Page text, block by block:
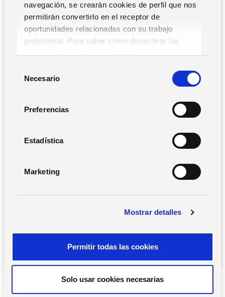
navegación, se crearán cookies de perfil que nos
permitirán convertirlo en el receptor de
oportunidades relacionadas con su trabajo
profesional. Para saber cómo desactivar las
n
Necesario
Preferencias
Estadística
Marketing
Mostrar detalles
Permitir todas las cookies
Solo usar cookies necesarias